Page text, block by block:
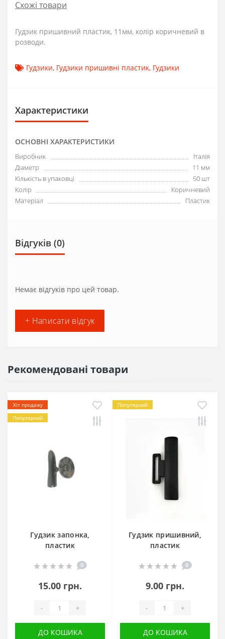
Схожі товари
Гудзик пришивний пластик, 11мм, колір коричневий в
розводи.
Гудзики, Гудзики пришивні пластик, Гудзики
Характеристики
ОСНОВНІ ХАРАКТЕРИСТИКИ
Виробник
Італія
Діаметр
11 мм
Кількість в упаковці
50 шт
Колір
Коричневий
Матеріал
Пластик
Відгуків (0)
Немає відгуків про цей товар.
+ Написати відгук
Рекомендовані товари
Хіт продажу
Популярний
Гудзик запонка,
пластик
0
15.00 грн.
- +
ДО КОШИКА
Популярний
Гудзик пришивний,
пластик
0
9.00 грн.
- +
ДО КОШИКА